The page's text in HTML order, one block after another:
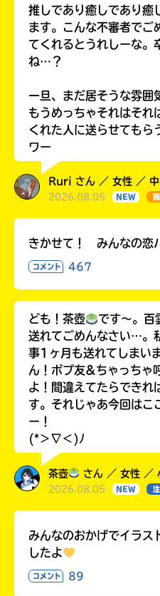
推しであり癒しであり癒
ます。こんな不審者でご
てくれるとうれしーな。
ね…？
一旦、まだ居そうな雰囲
もうめっちゃそれはそれ
くれた人に送らせても
ワー
Ruri さん ／ 女性 ／
2026.08.05 NEW
きかせて！ みんなの恋
コメント 467
ども！茶壺
です～。百
送れてごめんなさい…。
事1ヶ月も送れてしまい
ん！ポプ友&ちゃっち
よ！間違えてたらできれ
す。それじゃあ今回はこ
ー！
(*＞∇＜)ﾉ
茶壺 さん ／ 女性 ／
2026.08.05 NEW
みんなのおかげでイラス
したよ
コメント 89